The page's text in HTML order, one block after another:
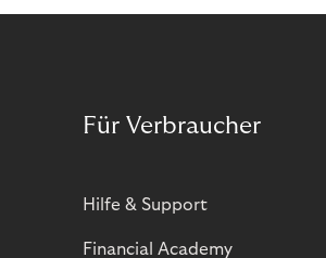
Für Verbraucher
Hilfe & Support
Financial Academy